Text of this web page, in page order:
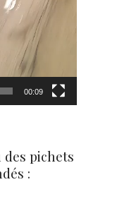
00:09
des pichets
: